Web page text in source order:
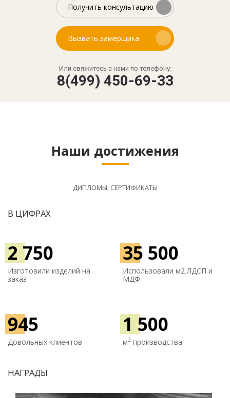
Получить консультацию
Вызвать замерщика
Или свяжитесь с нами по телефону:
8(499) 450-69-33
Наши достижения
ДИПЛОМЫ, СЕРТИФИКАТЫ
В ЦИФРАХ
2 750
Изготовили изделий на
заказ
35 500
Использовали м2 ЛДСП и
МДФ
945
Довольных клиентов
1 500
м2 производства
НАГРАДЫ